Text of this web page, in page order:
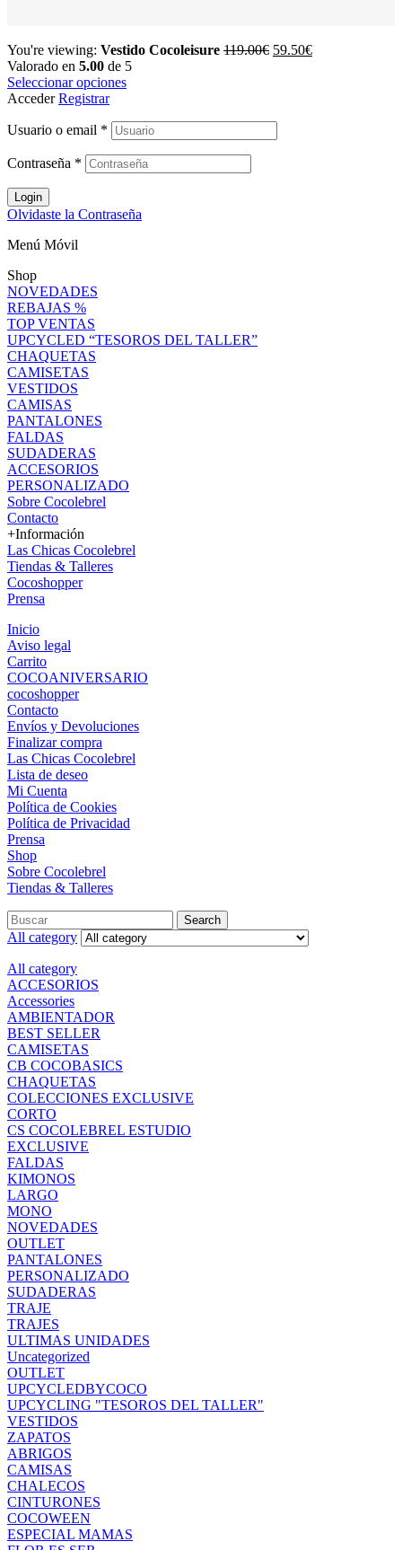
You're viewing: Vestido Cocoleisure 119.00€ 59.50€
Valorado en 5.00 de 5
Seleccionar opciones
Acceder Registrar
Usuario o email *
Contraseña *
Login
Olvidaste la Contraseña
Menú Móvil
Shop
NOVEDADES
REBAJAS %
TOP VENTAS
UPCYCLED “TESOROS DEL TALLER”
CHAQUETAS
CAMISETAS
VESTIDOS
CAMISAS
PANTALONES
FALDAS
SUDADERAS
ACCESORIOS
PERSONALIZADO
Sobre Cocolebrel
Contacto
+Información
Las Chicas Cocolebrel
Tiendas & Talleres
Cocoshopper
Prensa
Inicio
Aviso legal
Carrito
COCOANIVERSARIO
cocoshopper
Contacto
Envíos y Devoluciones
Finalizar compra
Las Chicas Cocolebrel
Lista de deseo
Mi Cuenta
Política de Cookies
Política de Privacidad
Prensa
Shop
Sobre Cocolebrel
Tiendas & Talleres
Search
for:
Search
All category
All category
ACCESORIOS
Accessories
AMBIENTADOR
BEST SELLER
CAMISETAS
CB COCOBASICS
CHAQUETAS
COLECCIONES EXCLUSIVE
CORTO
CS COCOLEBREL ESTUDIO
EXCLUSIVE
FALDAS
KIMONOS
LARGO
MONO
NOVEDADES
OUTLET
PANTALONES
PERSONALIZADO
SUDADERAS
TRAJE
TRAJES
ULTIMAS UNIDADES
Uncategorized
OUTLET
UPCYCLEDBYCOCO
UPCYCLING "TESOROS DEL TALLER"
VESTIDOS
ZAPATOS
ABRIGOS
CAMISAS
CHALECOS
CINTURONES
COCOWEEN
ESPECIAL MAMAS